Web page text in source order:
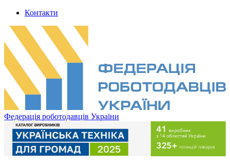
Контакти
Федерація роботодавців України